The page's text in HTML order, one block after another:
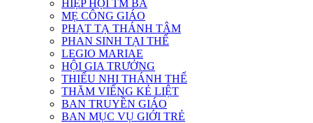
HIỆP HỘI TM BA
MẸ CÔNG GIÁO
PHẠT TẠ THÁNH TÂM
PHAN SINH TẠI THẾ
LEGIO MARIAE
HỘI GIA TRƯỞNG
THIẾU NHI THÁNH THỂ
THĂM VIẾNG KẺ LIỆT
BAN TRUYỀN GIÁO
BAN MỤC VỤ GIỚI TRẺ